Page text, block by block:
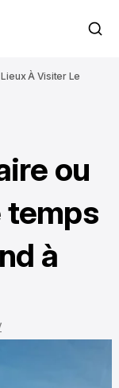
À Visiter Le
ou
temps
à